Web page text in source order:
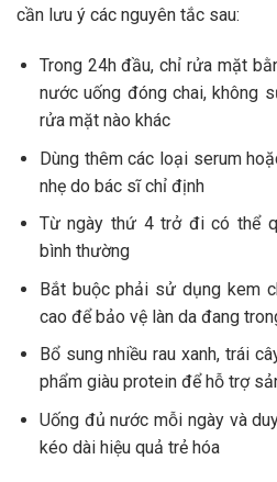
cần lưu ý các nguyên tắc sau:
Trong 24h đầu, chỉ rửa mặt
nước uống đóng chai, không
rửa mặt nào khác
Dùng thêm các loại serum
nhẹ do bác sĩ chỉ định
Từ ngày thứ 4 trở đi có thể
bình thường
Bắt buộc phải sử dụng kem
cao để bảo vệ làn da đang
Bổ sung nhiều rau xanh, trái
phẩm giàu protein để hỗ trợ
Uống đủ nước mỗi ngày và
kéo dài hiệu quả trẻ hóa